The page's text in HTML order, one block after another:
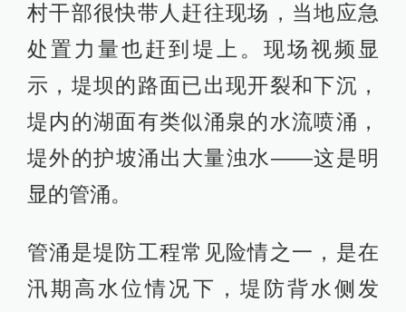
村干部很快带人赶往现场，当地应急
处置力量也赶到堤上。现场视频显
示，堤坝的路面已出现开裂和下沉，
堤内的湖面有类似涌泉的水流喷涌，
堤外的护坡涌出大量浊水——这是明
显的管涌。
管涌是堤防工程常见险情之一，是在
汛期高水位情况下，堤防背水侧发